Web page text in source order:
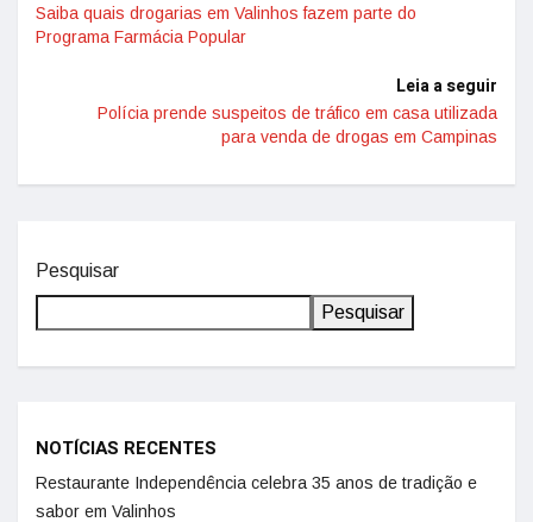
Saiba quais drogarias em Valinhos fazem parte do
Programa Farmácia Popular
Leia a seguir
Polícia prende suspeitos de tráfico em casa utilizada
para venda de drogas em Campinas
Pesquisar
Pesquisar
NOTÍCIAS RECENTES
Restaurante Independência celebra 35 anos de tradição e
sabor em Valinhos